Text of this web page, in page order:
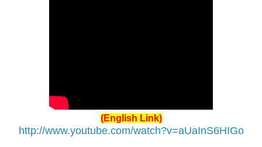
(English Link)
http://www.youtube.com/watch?v=aUaInS6HIGo